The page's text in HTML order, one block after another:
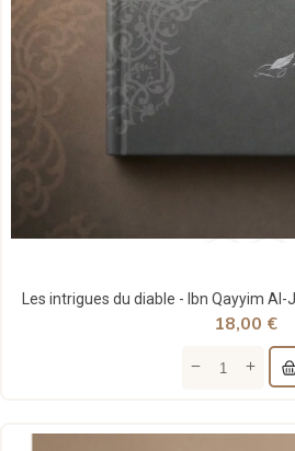
18,00 €